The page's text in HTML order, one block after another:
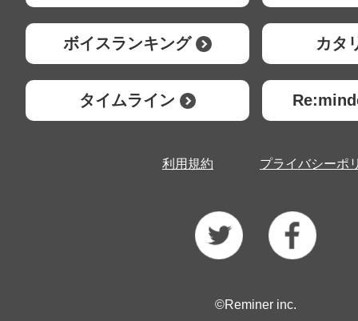
ボイスランキング カタ
タイムライン
利用規約 プライバシーポ
©Reminer inc.